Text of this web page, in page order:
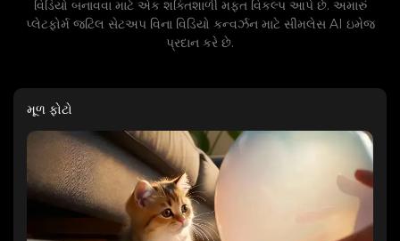
વિડિયો બનાવવા માટે એક શક્તિશાળી મફત વિકલ્પ આપે છે. અમારું
પ્લેટફોર્મ જટિલ સેટઅપ વિના વિડિયો કન્વર્ઝન માટે સીમલેસ AI ઇમેજ
પ્રદાન કરે છે.
મૂળ ફોટો